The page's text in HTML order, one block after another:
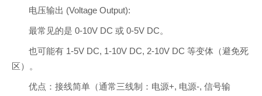
电压输出 (Voltage Output):
最常见的是 0-10V DC 或 0-5V DC。
也可能有 1-5V DC, 1-10V DC, 2-10V DC 等变体（避免死
区）。
优点：接线简单（通常三线制：电源+, 电源-, 信号输